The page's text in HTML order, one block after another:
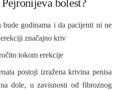
bolest?
bude godinama i da pacijenti ni ne
značajno kriv
tokom erekcije
postoji izražena krivina penisa
dole, u zavisnosti od fibroznog